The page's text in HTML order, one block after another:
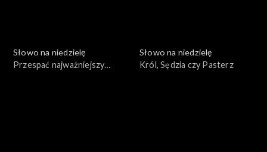
Słowo na niedzielę
Przespać najważniejszy
Słowo na niedzielę
Król, Sędzia czy Pasterz